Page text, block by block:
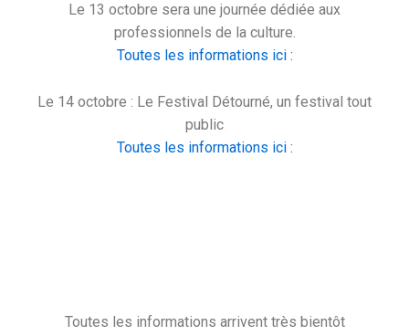
Le 13 octobre sera une journée dédiée aux
professionnels de la culture.
Toutes les informations ici :
Le 14 octobre : Le Festival Détourné, un festival tout
public
Toutes les informations ici :
Toutes les informations arrivent très bientôt